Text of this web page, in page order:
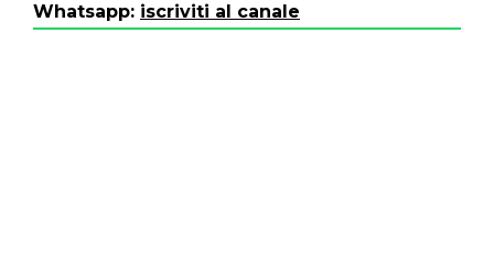
Whatsapp: iscriviti al canale